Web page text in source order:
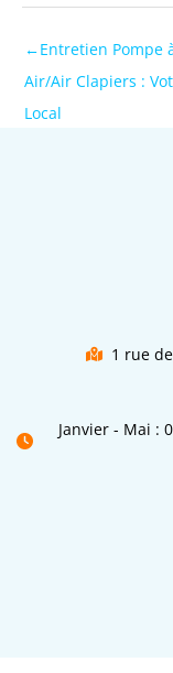
←Entretien Pompe
Air/Air Clapiers :
Local
1 rue
Janvier - Mai :